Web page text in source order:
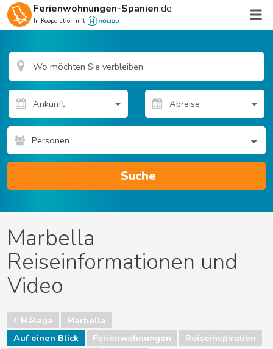
Ferienwohnungen-Spanien.de
In Kooperation mit
Personen
Suche
Marbella
Reiseinformationen und
Video
Málaga
Marbella
Auf einen Blick
Ferienwohnungen
Reiseinspiration